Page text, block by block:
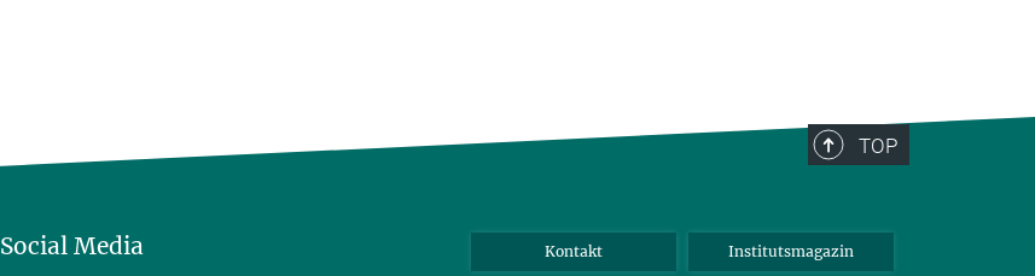
TOP
Social Media Kontakt Institutsmagazin